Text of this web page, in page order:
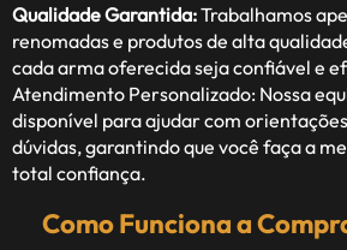
Qualidade Garantida:Trabalhamos
renomadas e produtos de alta
cada arma oferecida seja confiável e
Atendimento Personalizado: Nossa
disponível para ajudar com
dúvidas, garantindo que você faça a
total confiança.
Como Funciona a